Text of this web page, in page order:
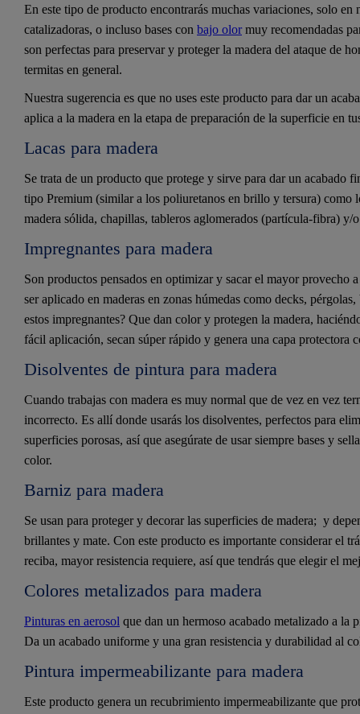
En este tipo de producto encontrarás muchas variaciones, solo en
catalizadoras, o incluso bases con bajo olormuy recomendadas
son perfectas para preservar y proteger la madera del ataque de
termitas en general.
Nuestra sugerencia es que no uses este producto para dar un
aplica a la madera en la etapa de preparación de la superficie en
Lacas para madera
Se trata de un producto que protege y sirve para dar un acabado
tipo Premium (similar a los poliuretanos en brillo y tersura) como
madera sólida, chapillas, tableros aglomerados (partícula-fibra) y/
Impregnantes para madera
Son productos pensados en optimizar y sacar el mayor provecho
ser aplicado en maderas en zonas húmedas como decks,
estos impregnantes? Que dan color y protegen la madera,
fácil aplicación, secan súper rápido y genera una capa protectora
Disolventes de pintura para madera
Cuando trabajas con madera es muy normal que de vez en vez
incorrecto. Es allí donde usarás los disolventes, perfectos para
superficies porosas, así que asegúrate de usar siempre bases y
color.
Barniz para madera
Se usan para proteger y decorar las superficies de madera; y
brillantes y mate. Con este producto es importante considerar el
reciba, mayor resistencia requiere, así que tendrás que elegir el
Colores metalizados para madera
Pinturas en aerosol que dan un hermoso acabado metalizado a la
Da un acabado uniforme y una gran resistencia y durabilidad al
Pintura impermeabilizante para madera
Este producto genera un recubrimiento impermeabilizante que